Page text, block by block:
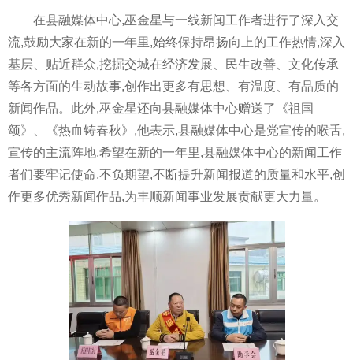
在县融媒体中心,巫金星与一线新闻工作者进行了深入交
流,鼓励大家在新的一年里,始终保持昂扬向上的工作热情,深入
基层、贴近群众,挖掘交城在经济发展、民生改善、文化传承
等各方面的生动故事,创作出更多有思想、有温度、有品质的
新闻作品。此外,巫金星还向县融媒体中心赠送了《祖国
颂》、《热血铸春秋》,他表示,县融媒体中心是党宣传的喉舌,
宣传的主流阵地,希望在新的一年里,县融媒体中心的新闻工作
者们要牢记使命,不负期望,不断提升新闻报道的质量和水平,创
作更多优秀新闻作品,为丰顺新闻事业发展贡献更大力量。